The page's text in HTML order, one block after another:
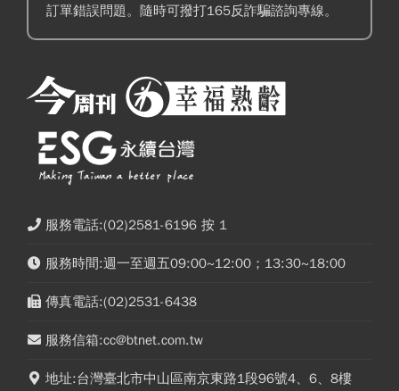
訂單錯誤問題。隨時可撥打165反詐騙諮詢專線。
服務電話:(02)2581-6196 按 1
服務時間:週一至週五09:00~12:00；13:30~18:00
傳真電話:(02)2531-6438
服務信箱:cc@btnet.com.tw
地址:台灣臺北市中山區南京東路1段96號4、6、8樓